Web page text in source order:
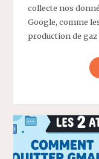
collecte nos
Google, comme
production de gaz